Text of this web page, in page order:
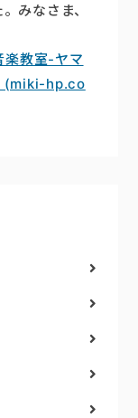
みなさま、
楽教室-ヤマ
(miki-hp.co